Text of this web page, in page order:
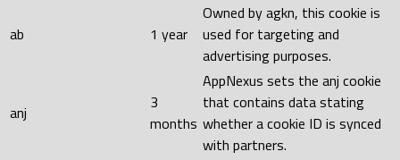
ab 1 year
Owned by agkn, this cookie is
used for targeting and
advertising purposes.
anj
3
months
AppNexus sets the anj cookie
that contains data stating
whether a cookie ID is synced
with partners.